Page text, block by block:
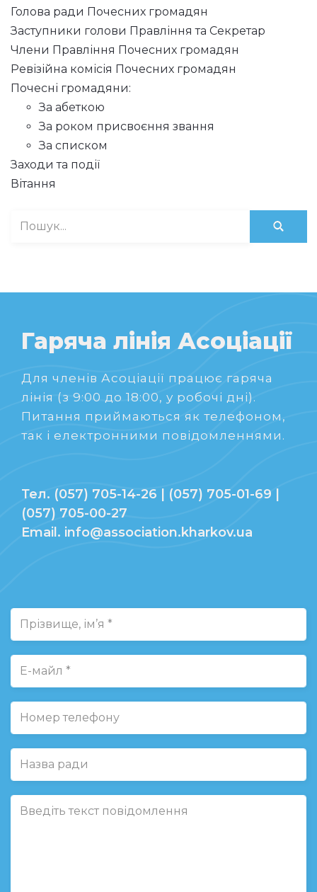
Голова ради Почесних громадян
Заступники голови Правління та Секретар
Члени Правління Почесних громадян
Ревізійна комісія Почесних громадян
Почесні громадяни:
За абеткою
За роком присвоєння звання
За списком
Заходи та події
Вітання
Гаряча лінія Асоціації
Для членів Асоціації працює гаряча
лінія (з 9:00 до 18:00, у робочі дні).
Питання приймаються як телефоном,
так і електронними повідомленнями.
Тел. (057) 705-14-26 | (057) 705-01-69 |
(057) 705-00-27
Email. info@association.kharkov.ua